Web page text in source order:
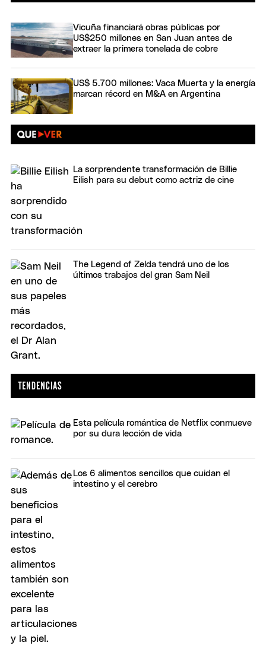
Vicuña financiará obras públicas por
US$250 millones en San Juan antes de
extraer la primera tonelada de cobre
US$ 5.700 millones: Vaca Muerta y la energía
marcan récord en M&A en Argentina
La sorprendente transformación de Billie
Eilish para su debut como actriz de cine
The Legend of Zelda tendrá uno de los
últimos trabajos del gran Sam Neil
Esta película romántica de Netflix conmueve
por su dura lección de vida
Los 6 alimentos sencillos que cuidan el
intestino y el cerebro